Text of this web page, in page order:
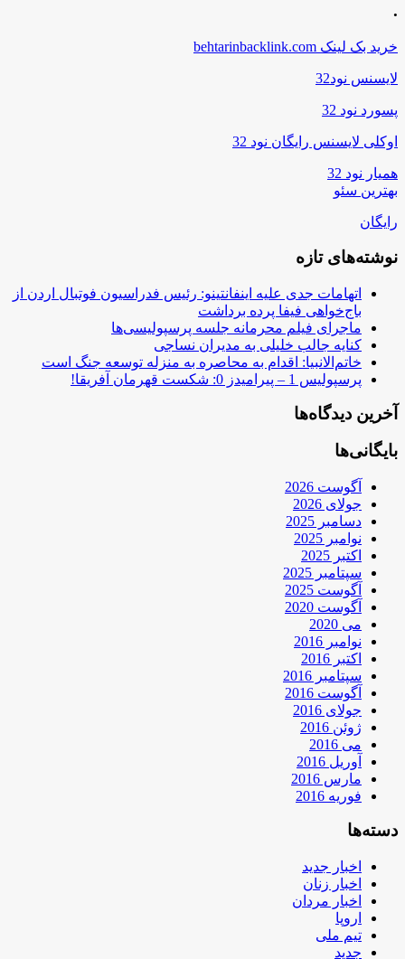
.
خرید بک لینک behtarinbacklink.com
لایسنس نود32
پسورد نود 32
اوکلی لایسنس رایگان نود 32
همیار نود 32
بهترین سئو
رایگان
نوشته‌های تازه
اتهامات جدی علیه اینفانتینو: رئیس فدراسیون فوتبال اردن از
باج‌خواهی فیفا پرده برداشت
ماجرای فیلم محرمانه جلسه پرسپولیسی‌ها
کنایه جالب خلیلی به مدیران نساجی
خاتم‌الانبیا: اقدام به محاصره به منزله توسعه جنگ است
پرسپولیس 1 – پیرامیدز 0: شکست قهرمان آفریقا!
آخرین دیدگاه‌ها
بایگانی‌ها
آگوست 2026
جولای 2026
دسامبر 2025
نوامبر 2025
اکتبر 2025
سپتامبر 2025
آگوست 2025
آگوست 2020
می 2020
نوامبر 2016
اکتبر 2016
سپتامبر 2016
آگوست 2016
جولای 2016
ژوئن 2016
می 2016
آوریل 2016
مارس 2016
فوریه 2016
دسته‌ها
اخبار جدید
اخبار زنان
اخبار مردان
اروپا
تیم ملی
جدید